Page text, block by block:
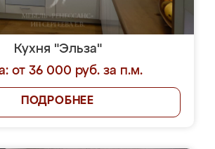
Кухня "Эльза"
от 36 000 руб. за п.м.
ПОДРОБНЕЕ